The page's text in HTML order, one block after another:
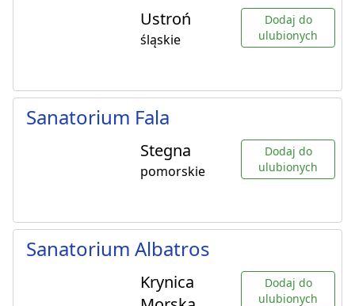
Ustroń
śląskie
Dodaj do
ulubionych
Sanatorium Fala
Stegna
pomorskie
Dodaj do
ulubionych
Sanatorium Albatros
Krynica
Dodaj do
ulubionych